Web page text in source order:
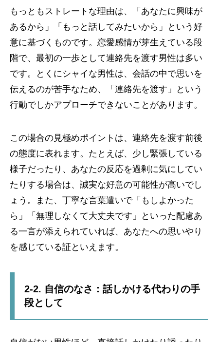
もっともストレートな理由は、「あなたに興味が
あるから」「もっと話してみたいから」という好
意に基づくものです。恋愛感情が芽生えている段
階で、最初の一歩として連絡先を渡す男性は多い
です。とくにシャイな男性は、会話の中で思いを
伝えるのが苦手なため、「連絡先を渡す」という
行動でしかアプローチできないことがあります。
この場合の見極めポイントは、連絡先を渡す前後
の態度に表れます。たとえば、少し緊張している
様子だったり、あなたの反応を過剰に気にしてい
たりする場合は、誠実な好意の可能性が高いでし
ょう。また、丁寧な言葉遣いで「もしよかった
ら」「無理しなくて大丈夫です」といった配慮あ
る一言が添えられていれば、あなたへの思いやり
を感じている証といえます。
2-2. 自信のなさ：話しかける代わりの手
段として